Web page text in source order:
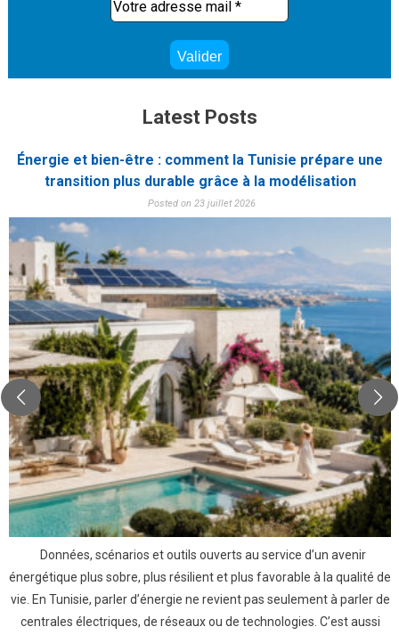
Latest Posts
Énergie et bien-être : comment la Tunisie prépare une
transition plus durable grâce à la modélisation
Posted on 23 juillet 2026
Données, scénarios et outils ouverts au service d’un avenir
énergétique plus sobre, plus résilient et plus favorable à la qualité de
vie. En Tunisie, parler d’énergie ne revient pas seulement à parler de
centrales électriques, de réseaux ou de technologies. C’est aussi